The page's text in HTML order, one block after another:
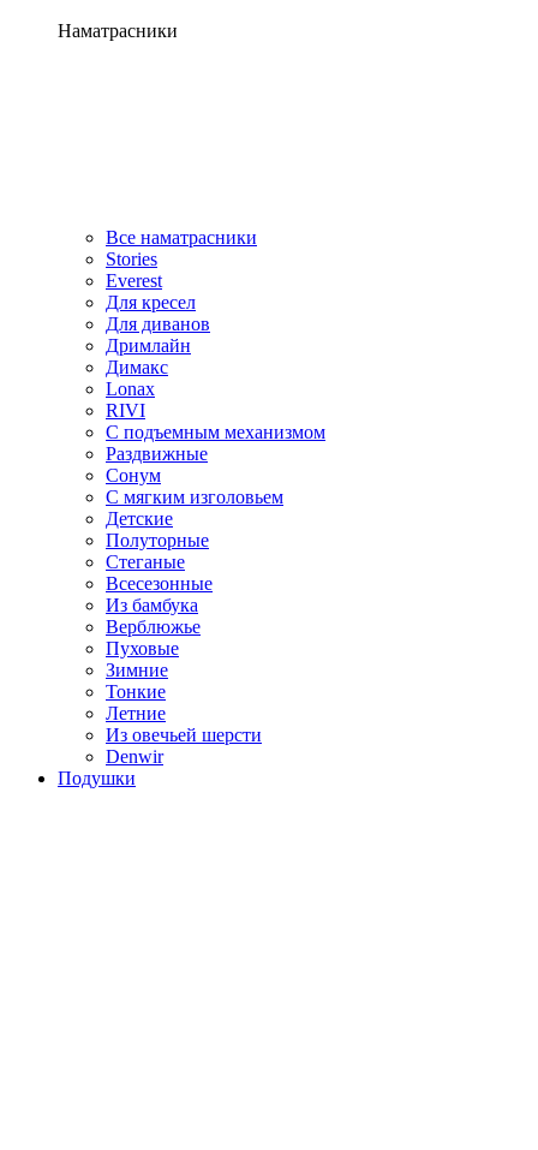
Наматрасники
Все наматрасники
Stories
Everest
Для кресел
Для диванов
Дримлайн
Димакс
Lonax
RIVI
С подъемным механизмом
Раздвижные
Сонум
С мягким изголовьем
Детские
Полуторные
Стеганые
Всесезонные
Из бамбука
Верблюжье
Пуховые
Зимние
Тонкие
Летние
Из овечьей шерсти
Denwir
Подушки